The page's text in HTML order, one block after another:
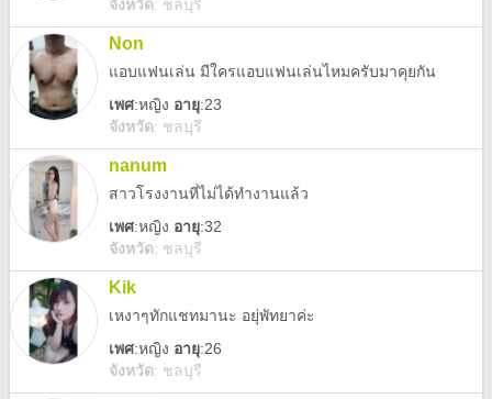
จังหวัด: ชลบุรี
Non
แอบแฟนเล่น มีใครแอบแฟนเล่นไหมครับมาคุยกัน
เพศ:หญิง อายุ:23
จังหวัด: ชลบุรี
nanum
สาวโรงงานที่ไม่ได้ทำงานแล้ว
เพศ:หญิง อายุ:32
จังหวัด: ชลบุรี
Kik
เหงาๆทักแชทมานะ อยุ่พัทยาค่ะ
เพศ:หญิง อายุ:26
จังหวัด: ชลบุรี